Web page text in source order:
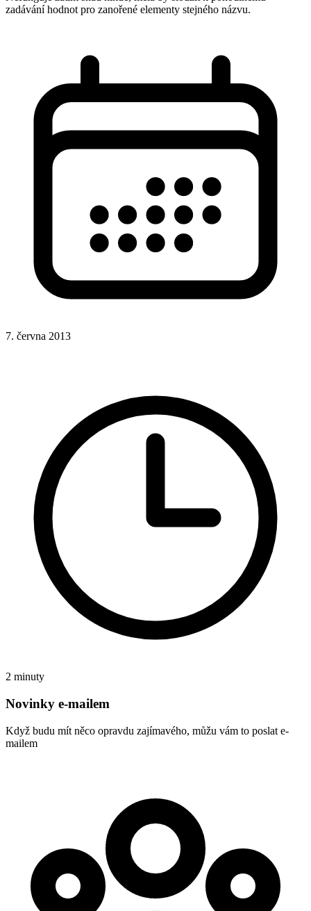
zadávání hodnot pro zanořené elementy stejného názvu.
7. června 2013
2 minuty
Novinky e-mailem
Když budu mít něco opravdu zajímavého, můžu vám to poslat e-
mailem